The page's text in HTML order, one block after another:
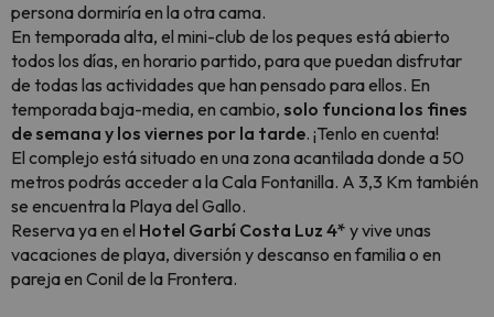
persona dormiría en la otra cama.
En temporada alta, el mini-club de los peques está abierto
todos los días, en horario partido, para que puedan disfrutar
de todas las actividades que han pensado para ellos. En
temporada baja-media, en cambio, solo funciona los fines
de semana y los viernes por la tarde. ¡Tenlo en cuenta!
El complejo está situado en una zona acantilada donde a 50
metros podrás acceder a la Cala Fontanilla. A 3,3 Km también
se encuentra la Playa del Gallo.
Reserva ya en el Hotel Garbí Costa Luz 4* y vive unas
vacaciones de playa, diversión y descanso en familia o en
pareja en Conil de la Frontera.